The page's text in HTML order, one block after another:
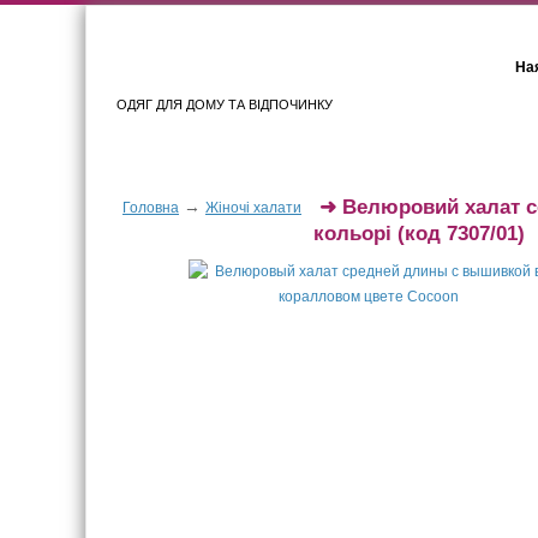
ОДЯГ ДЛЯ ДОМУ ТА ВІДПОЧИНКУ
Головна → Жіночі халати ➜ Велюровий халат
кольорі (код 7307/01)